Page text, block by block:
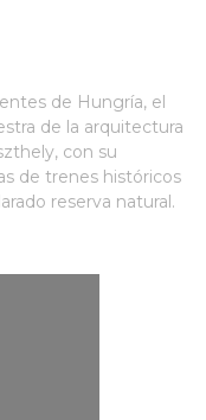
de Hungría, el
de la arquitectura
con su
de trenes históricos
reserva natural.